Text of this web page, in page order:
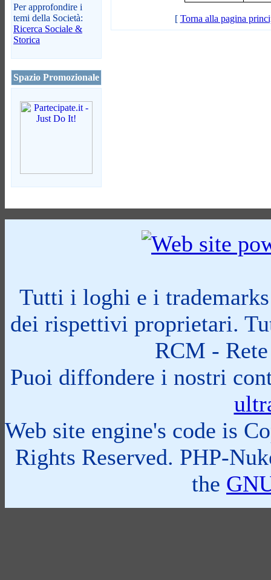
Per approfondire i
temi della Società:
Ricerca Sociale &
Storica
Spazio Promozionale
[ Torna alla pagina
Tutti i loghi e i
dei rispettivi proprietari.
RCM -
Puoi diffondere i nostri
Web site engine's code is
Rights Reserved. PHP-
the